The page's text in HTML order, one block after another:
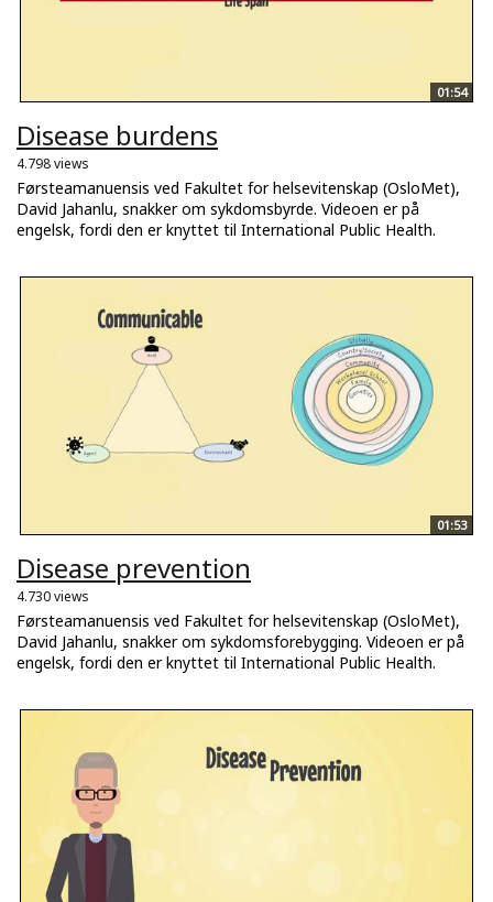
01:54
Disease burdens
4.798 views
Førsteamanuensis ved Fakultet for helsevitenskap (OsloMet),
David Jahanlu, snakker om sykdomsbyrde. Videoen er på
engelsk, fordi den er knyttet til International Public Health.
01:53
Disease prevention
4.730 views
Førsteamanuensis ved Fakultet for helsevitenskap (OsloMet),
David Jahanlu, snakker om sykdomsforebygging. Videoen er på
engelsk, fordi den er knyttet til International Public Health.